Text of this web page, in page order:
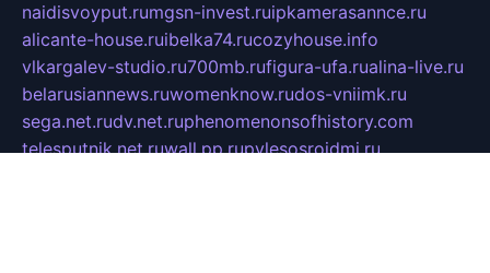
naidisvoyput.rumgsn-invest.ruipkamerasannce.ru
alicante-house.ruibelka74.rucozyhouse.info
vlkargalev-studio.ru700mb.rufigura-ufa.rualina-live.ru
belarusiannews.ruwomenknow.rudos-vniimk.ru
sega.net.rudv.net.ruphenomenonsofhistory.com
telesputnik.net.ruwall.pp.rupylesosroidmi.ru